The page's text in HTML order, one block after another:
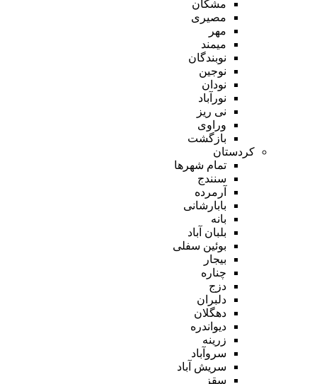
مشکان
مصیری
مهر
میمند
نوبندگان
نوجین
نودان
نورآباد
نی ریز
وراوی
بازگشت
کردستان
تمام شهر‌ها
سنندج
آرمرده
بابارشانی
بانه
بلبان آباد
بوئین سفلی
بیجار
چناره
دزج
دلبران
دهگلان
دیواندره
زرینه
سروآباد
سریش آباد
سقز